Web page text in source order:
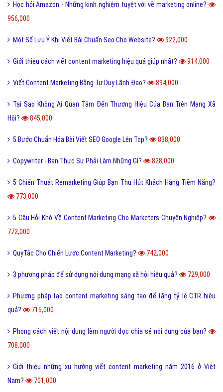
Học hỏi Amazon - Những kinh nghiệm tuyệt vời về marketing online?
956,000
Một Số Lưu Ý Khi Viết Bài Chuẩn Seo Cho Website? 922,000
Giới thiệu cách viết content marketing hiệu quả giúp nhất? 914,000
Viết Content Marketing Bằng Tư Duy Lãnh Đạo? 894,000
Tại Sao Không Ai Quan Tâm Đến Thương Hiệu Của Bạn Trên Mạng Xã
Hội?
845,000
5 Bước Chuẩn Hóa Bài Viết SEO Google Lên Top? 838,000
Copywriter - Bạn Thực Sự Phải Làm Những Gì? 828,000
5 Chiến Thuật Remarketing Giúp Bạn Thu Hút Khách Hàng Tiềm Năng?
773,000
5 Câu Hỏi Khó Về Content Marketing Cho Marketers Chuyên Nghiệp?
772,000
QuyTắc Cho Chiến Lược Content Marketing? 742,000
3 phương pháp để sử dụng nội dung mạng xã hội hiệu quả? 729,000
Phương pháp tạo content marketing sáng tạo để tăng tỷ lệ CTR hiệu
quả?
715,000
Phong cách viết nội dung làm người đọc chia sẻ nội dung của bạn?
708,000
Giới thiệu những xu hướng viết content marketing năm 2016 ở Việt
Nam?
701,000